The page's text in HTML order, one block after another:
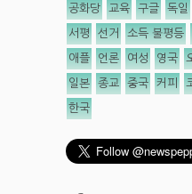
공화당 교육 구글 독일
서평 선거 소득 불평등
애플 언론 여성 영국
일본 종교 중국 커피
한국